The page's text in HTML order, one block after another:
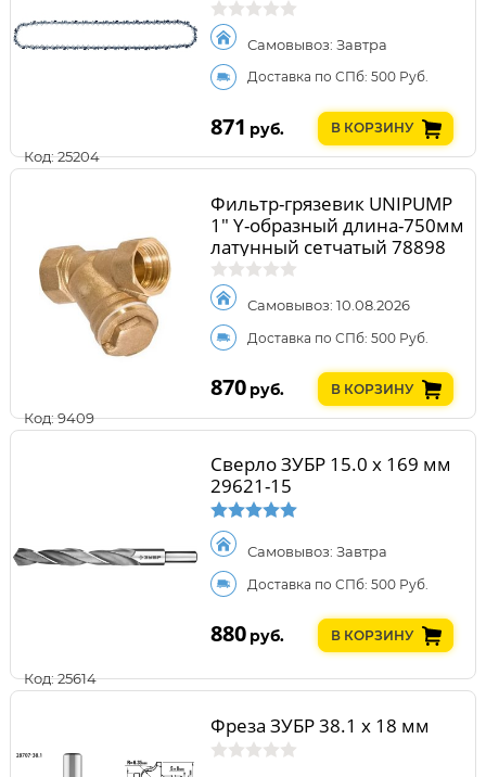
Код: 25204
Самовывоз: Завтра
Доставка по СПб: 500 Руб.
871 руб. В КОРЗИНУ
Код: 9409
Фильтр-грязевик UNIPUMP
1" Y-образный длина-750мм
латунный сетчатый 78898
Самовывоз: 10.08.2026
Доставка по СПб: 500 Руб.
870 руб. В КОРЗИНУ
Код: 25614
Сверло ЗУБР 15.0 х 169 мм
29621-15
Самовывоз: Завтра
Доставка по СПб: 500 Руб.
880 руб. В КОРЗИНУ
Фреза ЗУБР 38.1 x 18 мм